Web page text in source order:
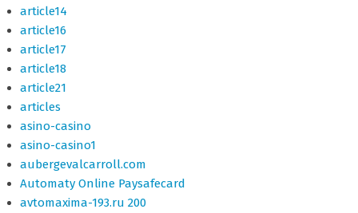
article14
article16
article17
article18
article21
articles
asino-casino
asino-casino1
aubergevalcarroll.com
Automaty Online Paysafecard
avtomaxima-193.ru 200